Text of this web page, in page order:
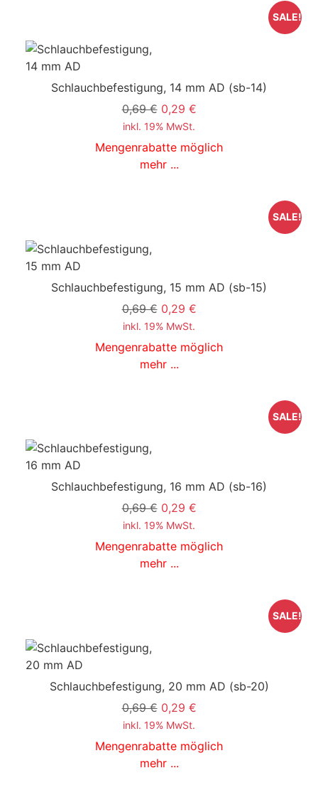
Schlauchbefestigung, 14 mm AD (sb-14)
0,69 € 0,29 €
inkl. 19% MwSt.
Mengenrabatte möglich
mehr ...
SALE!
Schlauchbefestigung, 15 mm AD (sb-15)
0,69 € 0,29 €
inkl. 19% MwSt.
Mengenrabatte möglich
mehr ...
SALE!
Schlauchbefestigung, 16 mm AD (sb-16)
0,69 € 0,29 €
inkl. 19% MwSt.
Mengenrabatte möglich
mehr ...
SALE!
Schlauchbefestigung, 20 mm AD (sb-20)
0,69 € 0,29 €
inkl. 19% MwSt.
Mengenrabatte möglich
mehr ...
SALE!